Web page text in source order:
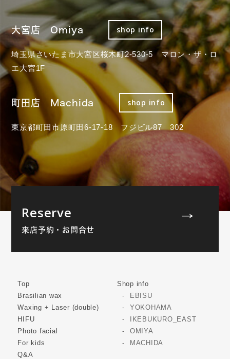
大宮店 Omiya shop info
埼玉県さいたま市大宮区桜木町2-530-5 マロン・ザ・ロ
エ大宮1F
町田店 Machida shop info
東京都町田市原町田6-17-18 フジビル87 302
Reserve
来店予約・お問合せ
Top
Brasilian wax
Waxing + Laser (double)
HIFU
Photo facial
For kids
Q&A
Shop info
EBISU
YOKOHAMA
IKEBUKURO_EAST
OMIYA
MACHIDA